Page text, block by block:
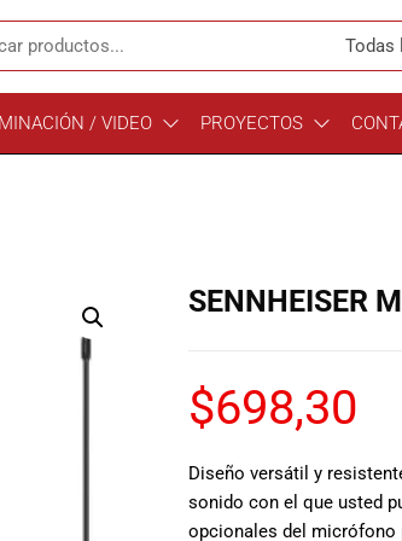
/ VIDEO PROYECTOS
SENNHEISER
$698,30
Diseño versátil y
sonido con el que usted
opcionales del micrófono